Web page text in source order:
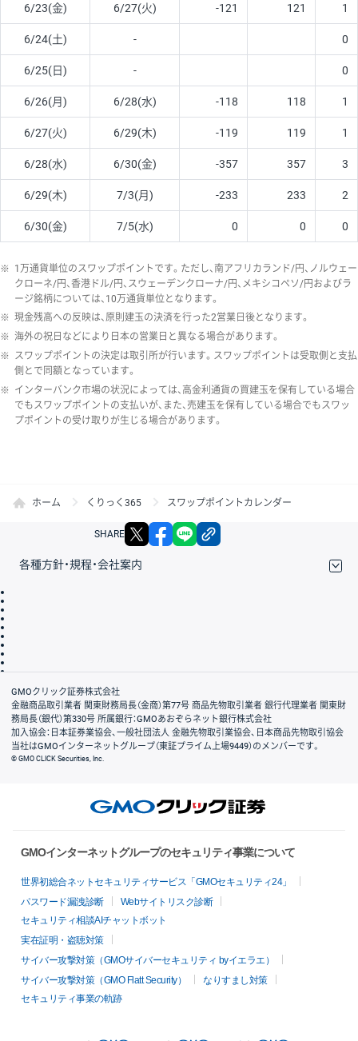
6/23(金) 6/27(火) -121 121 1
6/24(土) - 0
6/25(日) - 0
6/26(月) 6/28(水) -118 118 1
6/27(火) 6/29(木) -119 119 1
6/28(水) 6/30(金) -357 357 3
6/29(木) 7/3(月) -233 233 2
6/30(金) 7/5(水) 0 0 0
※ 1万通貨単位のスワップポイントです。ただし、南アフリカランド/円、ノルウェー
クローネ/円、香港ドル/円、スウェーデンクローナ/円、メキシコペソ/円およびラ
ージ銘柄については、10万通貨単位となります。
※ 現金残高への反映は、原則建玉の決済を行った2営業日後となります。
※ 海外の祝日などにより日本の営業日と異なる場合があります。
※ スワップポイントの決定は取引所が行います。スワップポイントは受取側と支払
側とで同額となっています。
※ インターバンク市場の状況によっては、高金利通貨の買建玉を保有している場合
でもスワップポイントの支払いが、また、売建玉を保有している場合でもスワッ
プポイントの受け取りが生じる場合があります。
ホーム くりっく365 スワップポイントカレンダー
SHARE X facebook
各種方針・規程・会社案内
会社案内
GMOクリック証券株式会社
金融商品取引業者 関東財務局長（金商）第77号 商品先物取引業者 銀行代理業者 関東財
務局長（銀代）第330号 所属銀行：GMOあおぞらネット銀行株式会社
加入協会：日本証券業協会、一般社団法人 金融先物取引業協会、日本商品先物取引協会
当社はGMOインターネットグループ（東証プライム上場9449）のメンバーです。
© GMO CLICK Securities, Inc.
GMOインターネットグループのセキュリティ事業について
世界初総合ネットセキュリティサービス「GMOセキュリティ24」
パスワード漏洩診断
Webサイトリスク診断
セキュリティ相談AIチャットボット
実在証明・盗聴対策
サイバー攻撃対策（GMOサイバーセキュリティ byイエラエ）
サイバー攻撃対策（GMO Flatt Security）
なりすまし対策
セキュリティ事業の軌跡